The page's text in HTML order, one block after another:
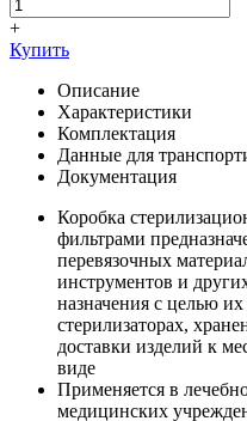
+
Купить
Описание
Характеристики
Комплектация
Данные для
Документация
Коробка
фильтрами
перевязочных
инструментов и
назначения с целью
стерилизаторах,
доставки изделий к
виде
Применяется в
медицинских